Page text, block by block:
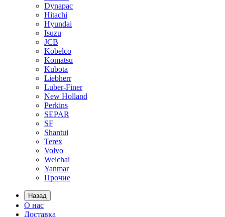
Dynapac
Hitachi
Hyundai
Isuzu
JCB
Kobelco
Komatsu
Kubota
Liebherr
Luber-Finer
New Holland
Perkins
SEPAR
SF
Shantui
Terex
Volvo
Weichai
Yanmar
Прочие
Назад
О нас
Доставка